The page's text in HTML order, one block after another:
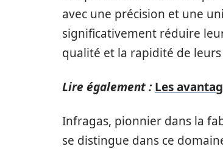
avec une précision et une
significativement réduire
qualité et la rapidité de
Lire également : Les
Infragas, pionnier dans la
se distingue dans ce